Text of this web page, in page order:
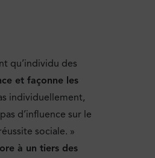
qu’individu des
et façonne les
individuellement,
d’influence sur le
sociale. »
à un tiers des